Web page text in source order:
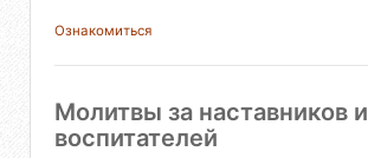
Ознакомиться
Молитвы за наставников и
воспитателей